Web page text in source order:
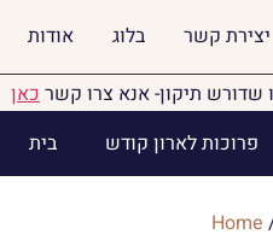
אודות בלוג יצירת קשר
תיקון- אנא צרו קשרכאן
בית
פרוכות לארון קודש
Home